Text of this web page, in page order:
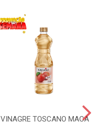
VINAGRE TOSCANO MACA